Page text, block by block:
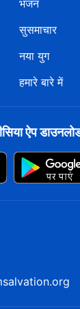
भजन
सुसमाचार
नया युग
हमारे बारे में
ऐप